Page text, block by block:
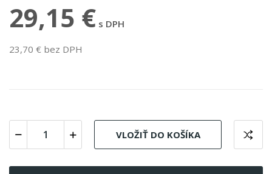
29,15 € s DPH
23,70 € bez DPH
VLOŽIŤ DO KOŠÍKA